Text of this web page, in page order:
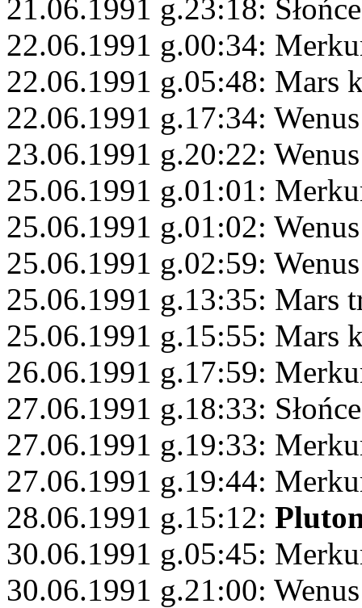
21.06.1991 g.23:18:
22.06.1991 g.00:34:
22.06.1991 g.05:48: Mars
22.06.1991 g.17:34:
23.06.1991 g.20:22:
25.06.1991 g.01:01:
25.06.1991 g.01:02:
25.06.1991 g.02:59:
25.06.1991 g.13:35: Mars
25.06.1991 g.15:55: Mars
26.06.1991 g.17:59:
27.06.1991 g.18:33:
27.06.1991 g.19:33:
27.06.1991 g.19:44:
28.06.1991 g.15:12:
30.06.1991 g.05:45:
30.06.1991 g.21:00: